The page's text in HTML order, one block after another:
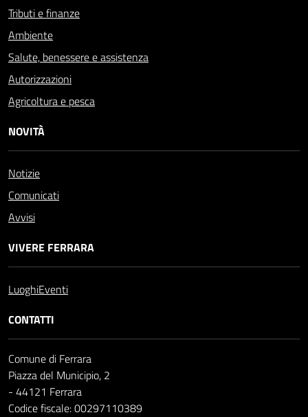
Tributi e finanze
Ambiente
Salute, benessere e assistenza
Autorizzazioni
Agricoltura e pesca
NOVITÀ
Notizie
Comunicati
Avvisi
VIVERE FERRARA
LuoghiEventi
CONTATTI
Comune di Ferrara
Piazza del Municipio, 2
- 44121 Ferrara
Codice fiscale: 00297110389